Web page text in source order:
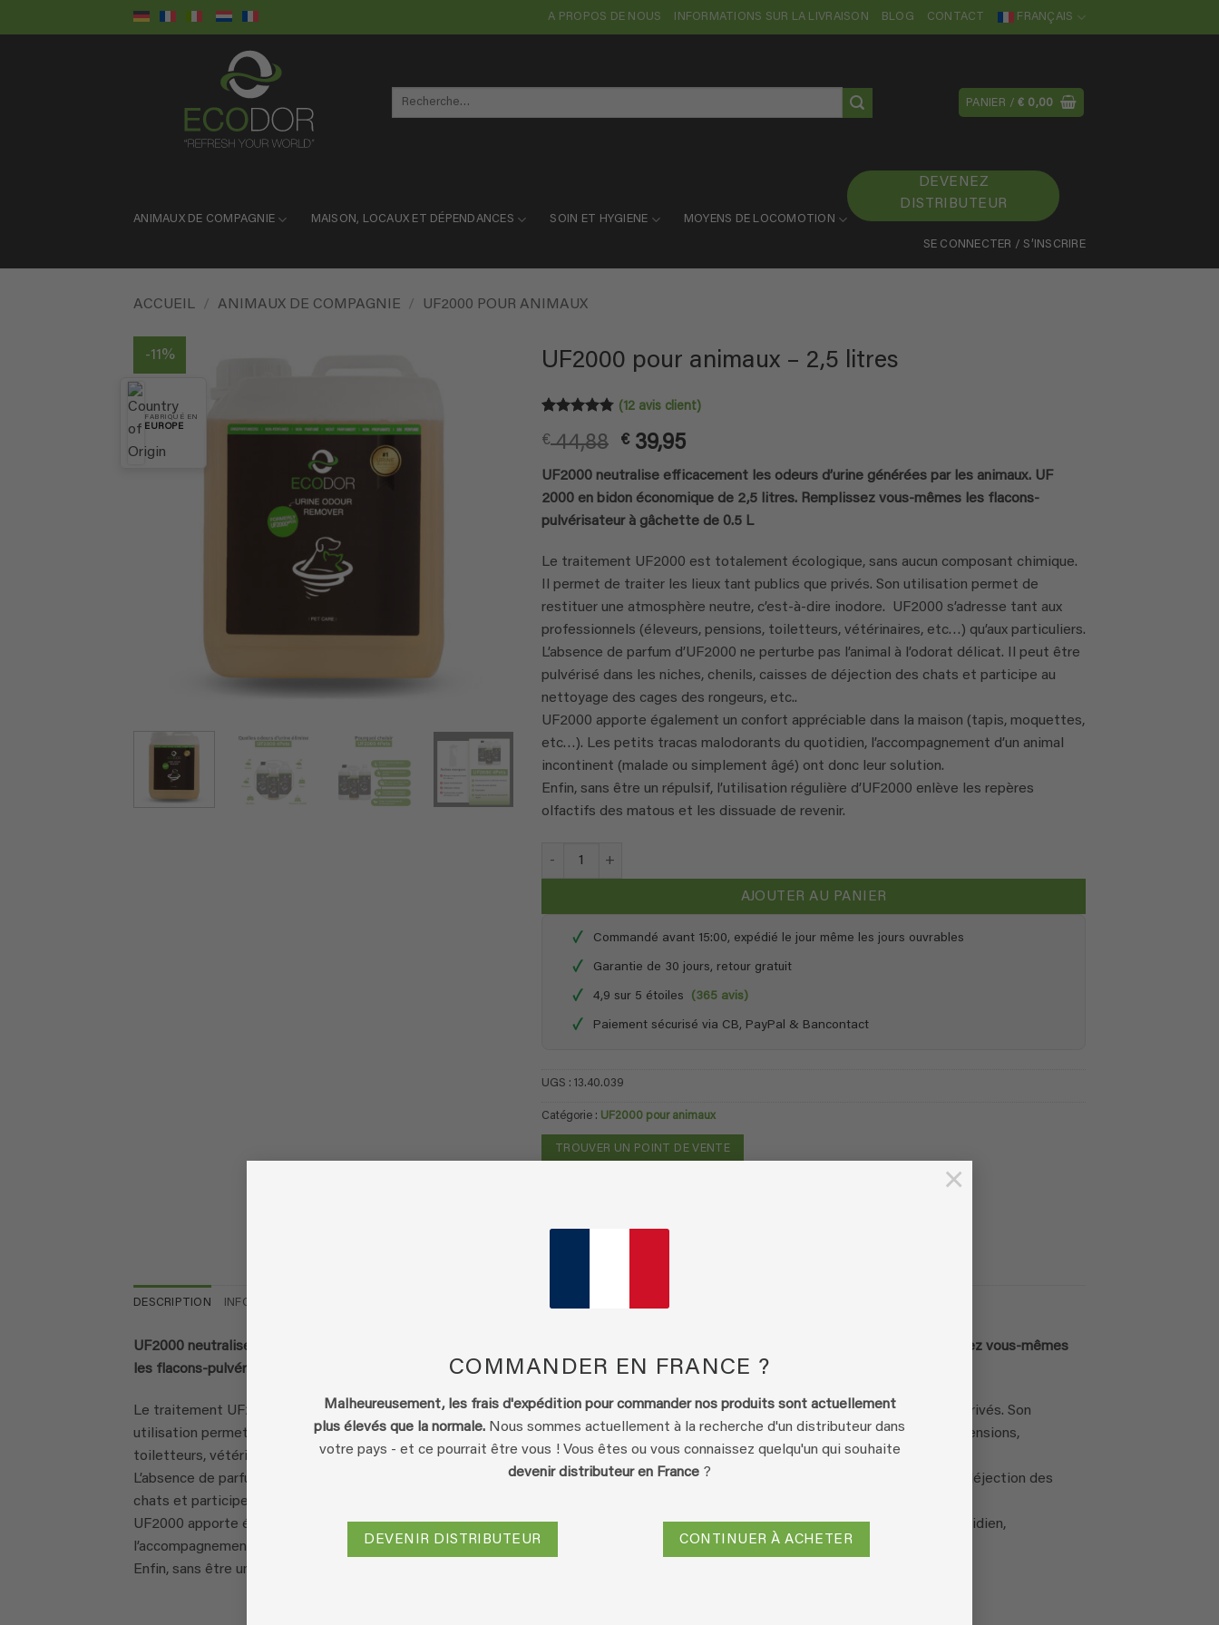
COMMANDER EN FRANCE ?
Malheureusement, les frais d'expédition pour commander nos produits sont actuellement
plus élevés que la normale. Nous sommes actuellement à la recherche d'un distributeur dans
votre pays - et ce pourrait être vous ! Vous êtes ou vous connaissez quelqu'un qui souhaite
devenir distributeur en France ?
DEVENIR DISTRIBUTEUR CONTINUER À ACHETER
×
au
A PROPOS DE NOUS INFORMATIONS SUR LA LIVRAISON BLOG CONTACT FRANÇAIS
Recherche
PANIER /€ 0,00
ANIMAUX DE COMPAGNIE MAISON, LOCAUX ET DÉPENDANCES SOIN ET HYGIENE MOYENS DE LOCOMOTION
DEVENEZ
DISTRIBUTEUR
SE CONNECTER / S’INSCRIRE
ACCUEIL / ANIMAUX DE COMPAGNIE / UF2000 POUR ANIMAUX
-11%
FABRIQUÉ EN
EUROPE
UF2000 pour animaux – 2,5 litres
sur 5 basé
notations
client
(12avis client)
€44,88 Le
prix
initial
était :
€ 44,88.
€39,95Le
actuel
est :
€ 39,95.
UF2000 neutralise efficacement les odeurs d’urine générées par les animaux. UF
2000 en bidon économique de 2,5 litres. Remplissez vous-mêmes les flacons-
pulvérisateur à gâchette de 0.5 L
Le traitement UF2000 est totalement écologique, sans aucun composant chimique.
Il permet de traiter les lieux tant publics que privés. Son utilisation permet de
restituer une atmosphère neutre, c’est-à-dire inodore. UF2000 s’adresse tant aux
professionnels (éleveurs, pensions, toiletteurs, vétérinaires, etc…) qu’aux particuliers.
L’absence de parfum d’UF2000 ne perturbe pas l’animal à l’odorat délicat. Il peut être
pulvérisé dans les niches, chenils, caisses de déjection des chats et participe au
nettoyage des cages des rongeurs, etc..
UF2000 apporte également un confort appréciable dans la maison (tapis, moquettes,
etc…). Les petits tracas malodorants du quotidien, l’accompagnement d’un animal
incontinent (malade ou simplement âgé) ont donc leur solution.
Enfin, sans être un répulsif, l’utilisation régulière d’UF2000 enlève les repères
olfactifs des matous et les dissuade de revenir.
quantité de UF2000 pour animaux - 2,5 litres
AJOUTER AU PANIER
✓ Commandé avant 15:00, expédié le jour même les jours ouvrables
✓ Garantie de 30 jours, retour gratuit
✓ 4,9 sur 5 étoiles (365 avis)
✓ Paiement sécurisé via CB, PayPal & Bancontact
UGS : 13.40.039
Catégorie : UF2000 pour animaux
TROUVER UN POINT DE VENTE
DESCRIPTION INFORMATIONS COMPLÉMENTAIRES
UF2000 neutralise efficacement les odeurs d’urine générées par les animaux. UF 2000 en bidon économique de 2,5 litres. Remplissez vous-mêmes
les flacons-pulvérisateur à gâchette de 0.5 L
Le traitement UF2000 est totalement écologique, sans aucun composant chimique. Il permet de traiter les lieux tant publics que privés. Son
utilisation permet de restituer une atmosphère neutre, c’est-à-dire inodore. UF2000 s’adresse tant aux professionnels (éleveurs, pensions,
toiletteurs, vétérinaires, etc…) qu’aux particuliers.
L’absence de parfum d’UF2000 ne perturbe pas l’animal à l’odorat délicat. Il peut être pulvérisé dans les niches, chenils, caisses de déjection des
chats et participe au nettoyage des cages des rongeurs, etc..
UF2000 apporte également un confort appréciable dans la maison (tapis, moquettes, etc…). Les petits tracas malodorants du quotidien,
l’accompagnement d’un animal incontinent (malade ou simplement âgé) ont donc leur solution.
Enfin, sans être un répulsif, l’utilisation régulière d’UF2000 enlève les repères olfactifs des matous et les dissuade de revenir.